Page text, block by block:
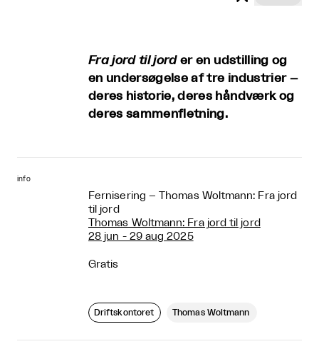
Fra jord til jorder en udstilling og
en undersøgelse af tre industrier –
deres historie, deres håndværk og
deres sammenfletning.
info
Fernisering – Thomas Woltmann: Fra jord
til jord
Thomas Woltmann: Fra jord til jord
28 jun - 29 aug 2025
Gratis
Driftskontoret Thomas Woltmann